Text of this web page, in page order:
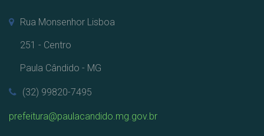
Rua Monsenhor Lisboa
251 - Centro
Paula Cândido - MG
(32) 99820-7495
prefeitura@paulacandido.mg.gov.br